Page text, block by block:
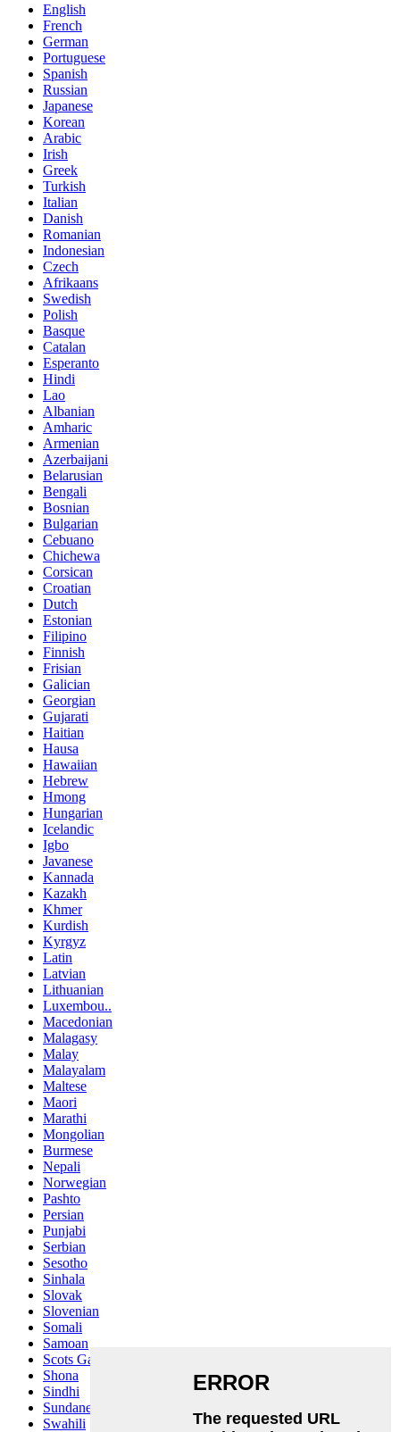
English
French
German
Portuguese
Spanish
Russian
Japanese
Korean
Arabic
Irish
Greek
Turkish
Italian
Danish
Romanian
Indonesian
Czech
Afrikaans
Swedish
Polish
Basque
Catalan
Esperanto
Hindi
Lao
Albanian
Amharic
Armenian
Azerbaijani
Belarusian
Bengali
Bosnian
Bulgarian
Cebuano
Chichewa
Corsican
Croatian
Dutch
Estonian
Filipino
Finnish
Frisian
Galician
Georgian
Gujarati
Haitian
Hausa
Hawaiian
Hebrew
Hmong
Hungarian
Icelandic
Igbo
Javanese
Kannada
Kazakh
Khmer
Kurdish
Kyrgyz
Latin
Latvian
Lithuanian
Luxembou..
Macedonian
Malagasy
Malay
Malayalam
Maltese
Maori
Marathi
Mongolian
Burmese
Nepali
Norwegian
Pashto
Persian
Punjabi
Serbian
Sesotho
Sinhala
Slovak
Slovenian
Somali
Samoan
Scots Gaelic
Shona
Sindhi
Sundanese
Swahili